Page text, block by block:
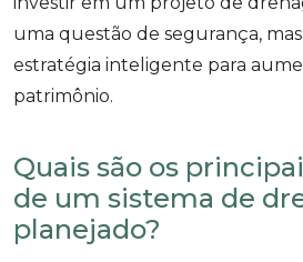
uma questão de segurança,
estratégia inteligente para
patrimônio.
Quais são os
de um sistema de
planejado?